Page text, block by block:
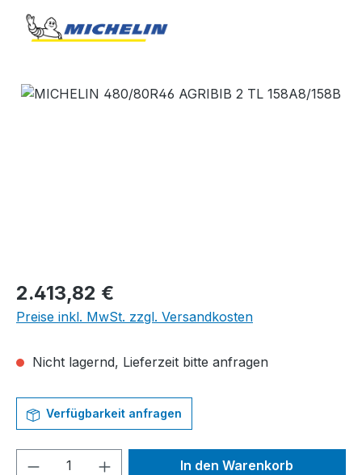
Bildergalerie überspringen
Regulärer Preis:
2.413,82 €
Preise inkl. MwSt. zzgl. Versandkosten
Nicht lagernd, Lieferzeit bitte anfragen
Verfügbarkeit anfragen
Produkt Anzahl: Gib denIn den Warenkorb